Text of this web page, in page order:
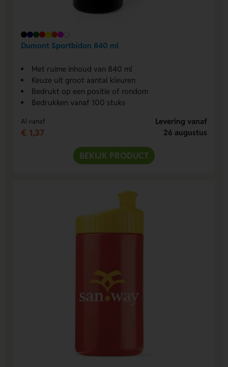
Dumont Sportbidon 840 ml
Met ruime inhoud van 840 ml
Keuze uit groot aantal kleuren
Bedrukt op een positie of rondom
Bedrukken vanaf 100 stuks
Al vanaf
€ 1,37
Levering vanaf
26 augustus
BEKIJK PRODUCT